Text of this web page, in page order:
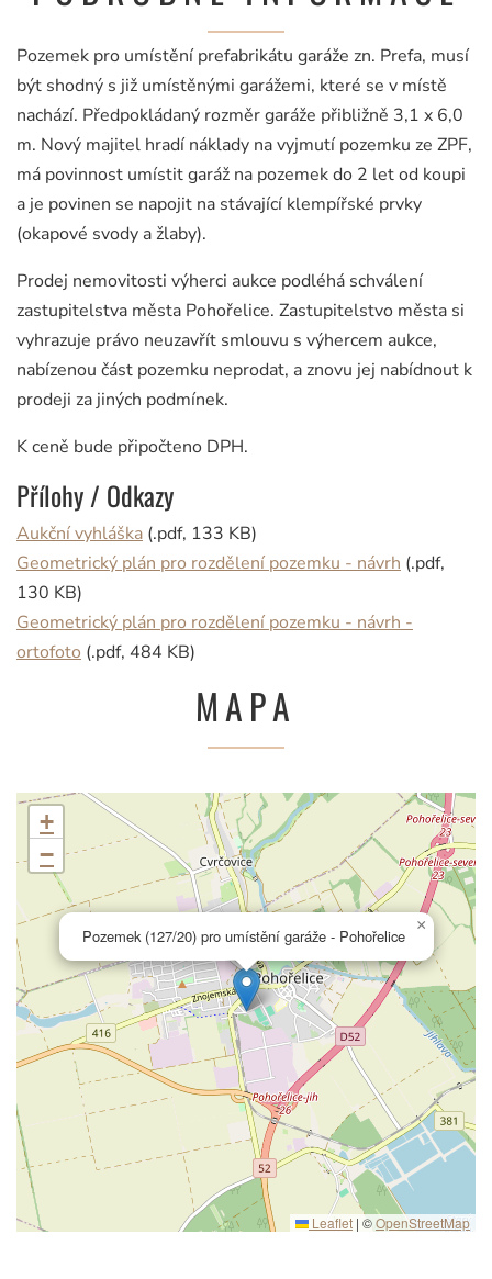
Pozemek pro umístění prefabrikátu garáže zn. Prefa, musí
být shodný s již umístěnými garážemi, které se v místě
nachází. Předpokládaný rozměr garáže přibližně 3,1 x 6,0
m. Nový majitel hradí náklady na vyjmutí pozemku ze ZPF,
má povinnost umístit garáž na pozemek do 2 let od koupi
a je povinen se napojit na stávající klempířské prvky
(okapové svody a žlaby).
Prodej nemovitosti výherci aukce podléhá schválení
zastupitelstva města Pohořelice. Zastupitelstvo města si
vyhrazuje právo neuzavřít smlouvu s výhercem aukce,
nabízenou část pozemku neprodat, a znovu jej nabídnout k
prodeji za jiných podmínek.
K ceně bude připočteno DPH.
Přílohy / Odkazy
Aukční vyhláška (.pdf, 133 KB)
Geometrický plán pro rozdělení pozemku - návrh (.pdf,
130 KB)
Geometrický plán pro rozdělení pozemku - návrh -
ortofoto (.pdf, 484 KB)
MAPA
Pozemek (127/20) pro umístění garáže - Pohořelice
×
+
−
Leaflet | ©OpenStreetMap